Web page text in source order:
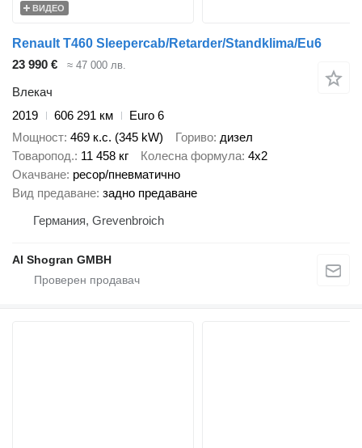
ВИДЕО
Renault T460 Sleepercab/Retarder/Standklima/Eu6
23 990 €
≈ 47 000 лв.
Влекач
2019
606 291 км
Euro 6
Мощност 469 к.с. (345 kW) Гориво дизел
Товаропод. 11 458 кг Колесна формула 4x2
Окачване ресор/пневматично
Вид предаване задно предаване
Германия, Grevenbroich
Al Shogran GMBH